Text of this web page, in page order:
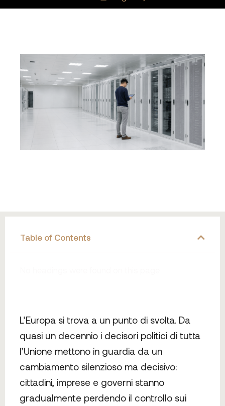
Table of Contents
L’Europa si trova a un punto di svolta. Da
quasi un decennio i decisori politici di tutta
l’Unione mettono in guardia da un
cambiamento silenzioso ma decisivo:
cittadini, imprese e governi stanno
gradualmente perdendo il controllo sui